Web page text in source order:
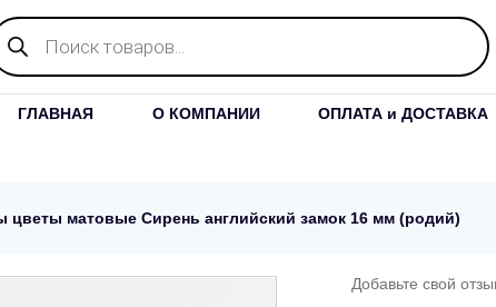
ГЛАВНАЯ О КОМПАНИИ ОПЛАТА и ДОСТАВКА
цветы матовые Сирень английский замок 16 мм (родий)
Добавьте свой